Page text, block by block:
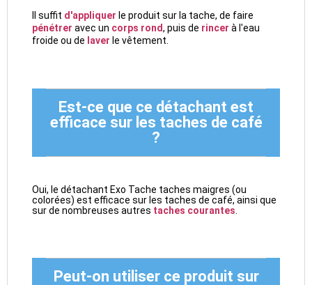
Il suffit d'appliquer le produit sur la tache, de faire
pénétrer avec un corps rond, puis de rincer à l'eau
froide ou de laver le vêtement.
Est-ce que ce détachant est
efficace sur les taches de café
?
Oui, le détachant Exo Tache taches maigres (ou
colorées) est efficace sur les taches de café, ainsi que
sur de nombreuses autres taches courantes.
Peut-on utiliser ce produit sur